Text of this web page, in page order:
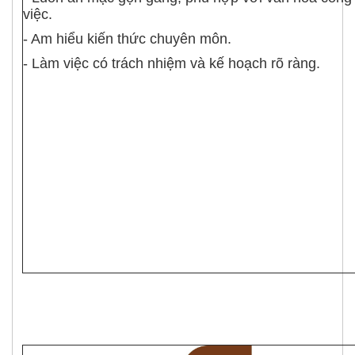
việc.
- Am hiểu kiến thức chuyên môn.
- Làm việc có trách nhiệm và kế hoạch rõ ràng.